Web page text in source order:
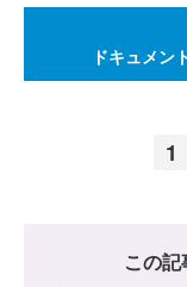
ドキュメン
1
この